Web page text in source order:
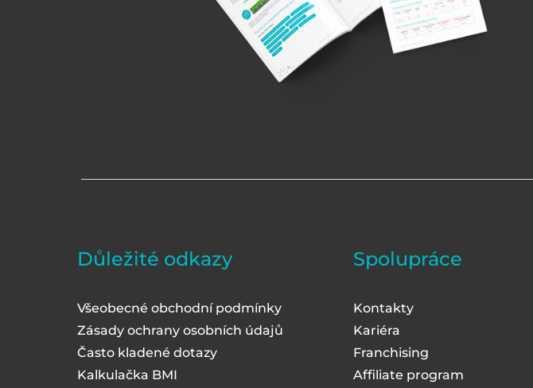
Důležité odkazy
Všeobecné obchodní podmínky
Zásady ochrany osobních údajů
Často kladené dotazy
Kalkulačka BMI
Spolupráce
Kontakty
Kariéra
Franchising
Affiliate program